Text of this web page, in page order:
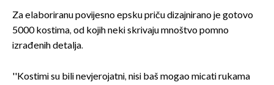
Za elaboriranu povijesno epsku priču dizajnirano je gotovo
5000 kostima, od kojih neki skrivaju mnoštvo pomno
izrađenih detalja.
''Kostimi su bili nevjerojatni, nisi baš mogao micati rukama